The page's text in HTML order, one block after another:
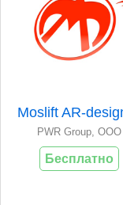
Moslift AR-
PWR Group, OOO
Бесплатно